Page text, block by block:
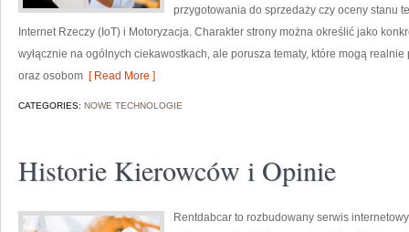
przygotowania do sprzedaży czy oceny stanu
Internet Rzeczy (IoT) i Motoryzacja. Charakter strony można określić jako
wyłącznie na ogólnych ciekawostkach, ale porusza tematy, które mogą
oraz osobom [ Read More ]
CATEGORIES: NOWE TECHNOLOGIE
Historie Kierowców i Opinie
Rentdabcar to rozbudowany serwis